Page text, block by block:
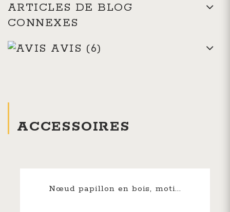
ARTICLES DE BLOG
CONNEXES
AVIS (6)
ACCESSOIRES
Nœud papillon en bois, moti...